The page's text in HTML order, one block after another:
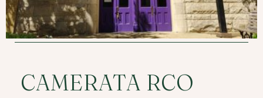
CAMERATA RCO